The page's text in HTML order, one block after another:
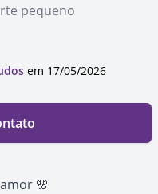
pequeno
em 17/05/2026
🌸